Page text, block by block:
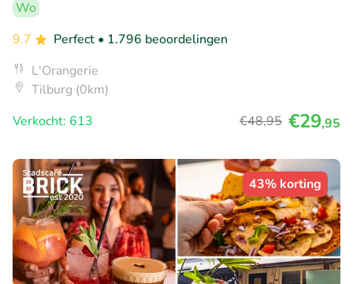
Wo
9.7
Perfect • 1.796 beoordelingen
L'Orangerie
Tilburg (0km)
Verkocht: 613
€48,95 €29,95
43% korting